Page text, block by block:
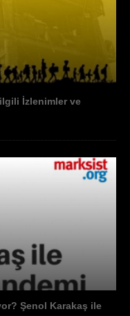
İzlenimler ve
Şenol Karakaş ile